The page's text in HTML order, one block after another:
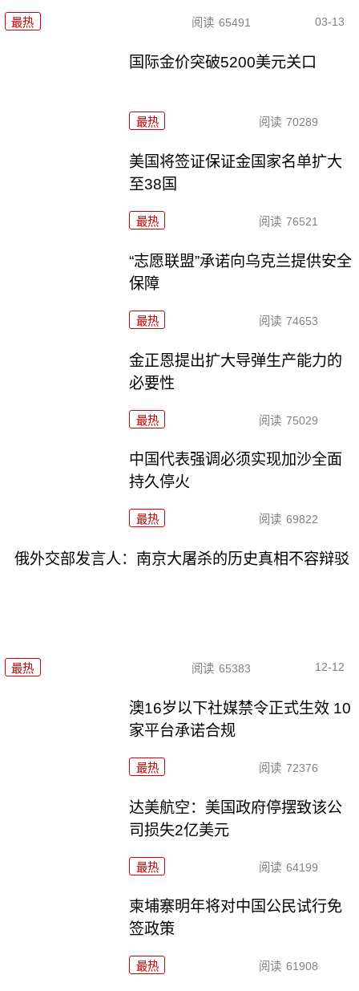
最热 阅读 65491 03-13
国际金价突破5200美元关口
最热 阅读 70289
美国将签证保证金国家名单扩大
至38国
最热 阅读 76521
“志愿联盟”承诺向乌克兰提供安全
保障
最热 阅读 74653
金正恩提出扩大导弹生产能力的
必要性
最热 阅读 75029
中国代表强调必须实现加沙全面
持久停火
最热 阅读 69822
俄外交部发言人：南京大屠杀的历史真相不容辩驳
最热 阅读 65383 12-12
澳16岁以下社媒禁令正式生效 10
家平台承诺合规
最热 阅读 72376
达美航空：美国政府停摆致该公
司损失2亿美元
最热 阅读 64199
柬埔寨明年将对中国公民试行免
签政策
最热 阅读 61908